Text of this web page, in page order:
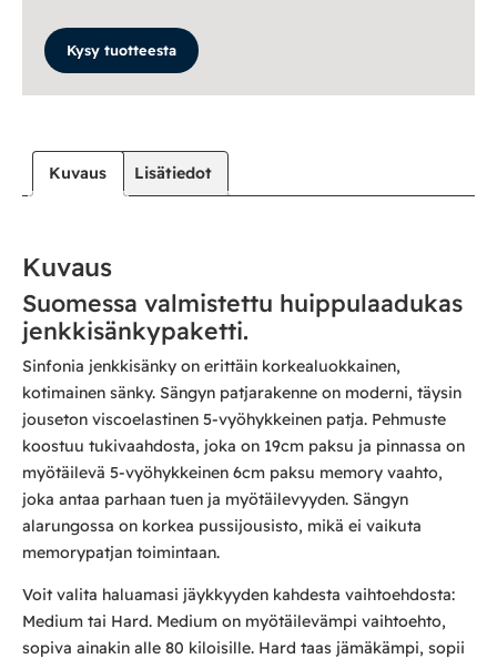
Kysy tuotteesta
Kuvaus Lisätiedot
Kuvaus
Suomessa valmistettu huippulaadukas
jenkkisänkypaketti.
Sinfonia jenkkisänky on erittäin korkealuokkainen,
kotimainen sänky. Sängyn patjarakenne on moderni, täysin
jouseton viscoelastinen 5-vyöhykkeinen patja. Pehmuste
koostuu tukivaahdosta, joka on 19cm paksu ja pinnassa on
myötäilevä 5-vyöhykkeinen 6cm paksu memory vaahto,
joka antaa parhaan tuen ja myötäilevyyden. Sängyn
alarungossa on korkea pussijousisto, mikä ei vaikuta
memorypatjan toimintaan.
Voit valita haluamasi jäykkyyden kahdesta vaihtoehdosta:
Medium tai Hard. Medium on myötäilevämpi vaihtoehto,
sopiva ainakin alle 80 kiloisille. Hard taas jämäkämpi, sopii